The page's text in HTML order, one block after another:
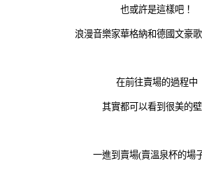
也或許是這樣吧！
浪漫音樂家華格納和德國文豪
在前往賣場的過程中
其實都可以看到很美的
一進到賣場(賣溫泉杯的場